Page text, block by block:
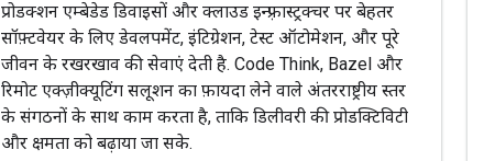
प्रोडक्शन एम्बेडेड डिवाइसों और क्लाउड इन्फ़्रास्ट्रक्चर पर बेहतर
सॉफ़्टवेयर के लिए डेवलपमेंट, इंटिग्रेशन, टेस्ट ऑटोमेशन, और पूरे
जीवन के रखरखाव की सेवाएं देती है. Code Think, Bazel और
रिमोट एक्ज़ीक्यूटिंग सलूशन का फ़ायदा लेने वाले अंतरराष्ट्रीय स्तर
के संगठनों के साथ काम करता है, ताकि डिलीवरी की प्रोडक्टिविटी
और क्षमता को बढ़ाया जा सके.